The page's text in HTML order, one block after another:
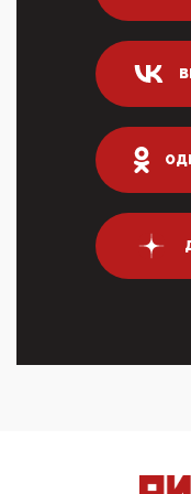
04:47, 10 Апреля 2026
ИНН для
логических
переводах по ...
03:35, 10 Апреля 2026
Суммарное
крупных банках
03:01, 10 Апреля 2026
Террорист и
что союзники
входМошенники